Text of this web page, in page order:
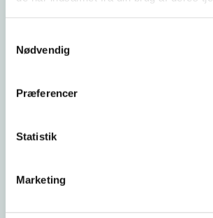
Nødvendig
Præferencer
Statistik
Marketing
snerydder fejemaskine være et godt
bruge mindst muligt tid på at feje
måde kan du nå omkring flere steder
grund af sneglatte stier og fortove.
CRAMER FEJEMASKINE
fejemaskiner fra det populære
Cramer fejemaskine har en elmotor